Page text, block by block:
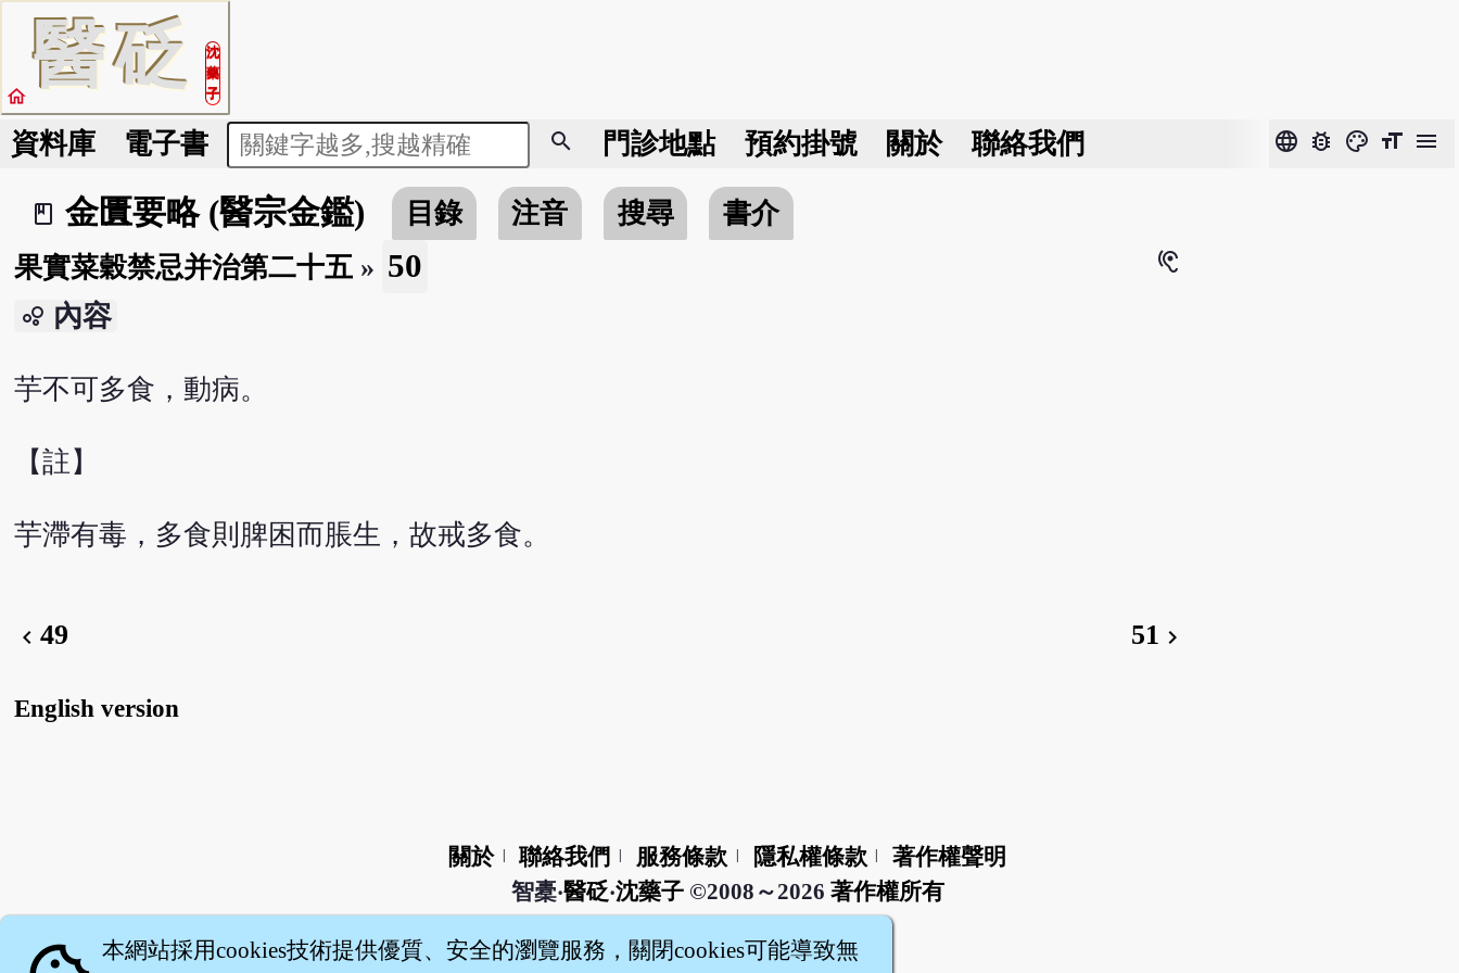
醫砭
沈
藥
子
home
資料庫 電子書 search 門診地點 預約掛號 關於 聯絡我們 language bug_report color_lens format_size menu
book_2
金匱要略 (醫宗金鑑) 目錄 注音 搜尋
書介
果實菜穀禁忌并治第二十五» 50 hearing
bubble_chart 內容
芋不可多食，動病。
【註】
芋滯有毒，多食則脾困而脹生，故戒多食。
chevron_left 49 51 chevron_right
English version
關於 聯絡我們 服務條款 隱私權條款
著作權聲明
智橐‧醫砭‧沈藥子©2008～2026 著作權所有
本網站採用cookies技術提供優質、安全的瀏覽服務，關閉cookies可能導致無